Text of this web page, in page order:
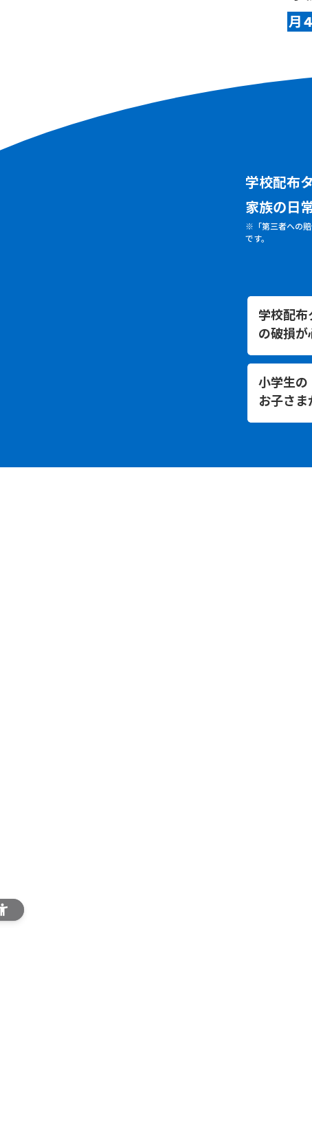
月
学校配布
家族の日
※「第三者への賠
です。
学校配布
の破損が
小学生の
お子さま